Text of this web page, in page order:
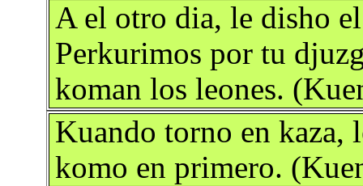
A el otro dia, le disho
Perkurimos por tu
koman los leones.
Kuando torno en kaza,
komo en primero.